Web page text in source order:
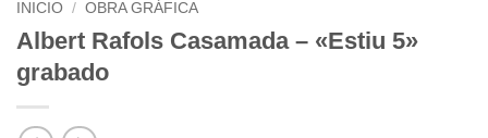
INICIO / OBRA GRÁFICA
Albert Rafols Casamada – «Estiu 5»
grabado